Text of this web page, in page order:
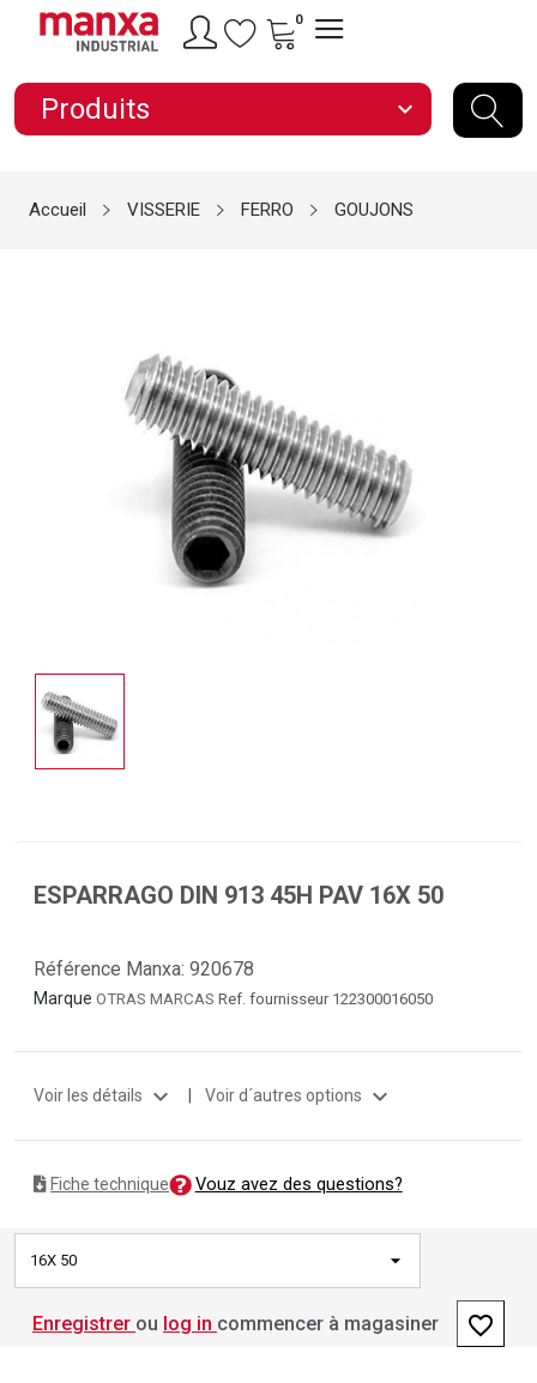
0
Produits expand_more
Accueil VISSERIE FERRO GOUJONS
ESPARRAGO DIN 913 45H PAV 16X 50
Référence Manxa: 920678
Marque OTRAS MARCAS Ref. fournisseur 122300016050
Voir les détails expand_more | Voir d´autres options expand_more
Fiche technique Vouz avez des questions?
16X 50
Enregistrer ou log in commencer à magasiner favorite_border